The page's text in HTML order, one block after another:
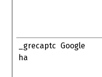
_grecaptc
ha
Google